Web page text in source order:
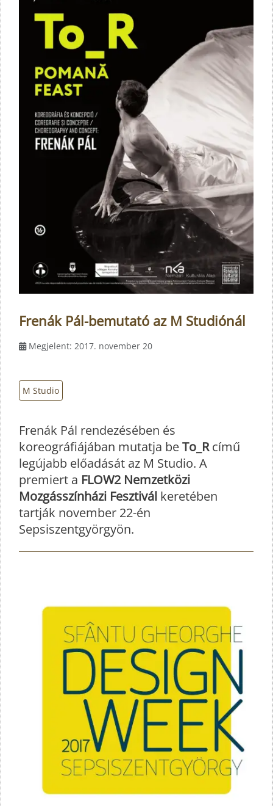
Frenák Pál-bemutató az M Studiónál
Megjelent: 2017. november 20
M Studio
Frenák Pál rendezésében és
koreográfiájában mutatja beTo_Rcímű
legújabb előadását az M Studio. A
premiert a FLOW2 Nemzetközi
Mozgásszínházi Fesztivál keretében
tartják november 22-én
Sepsiszentgyörgyön.